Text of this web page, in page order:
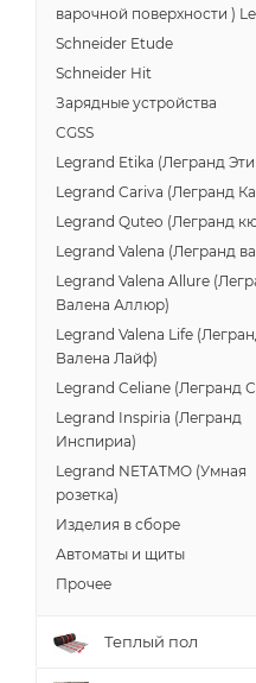
варочной поверхности )
Schneider Etude
Schneider Hit
Зарядные устройства
CGSS
Legrand Etika (Легранд
Legrand Cariva (Легранд
Legrand Quteo (Легранд
Legrand Valena (Легранд
Legrand Valena Allure
Валена Аллюр)
Legrand Valena Life
Валена Лайф)
Legrand Celiane (Легранд
Legrand Inspiria (Легранд
Инспириа)
Legrand NETATMO (Умная
розетка)
Изделия в сборе
Автоматы и щиты
Прочее
Теплый пол